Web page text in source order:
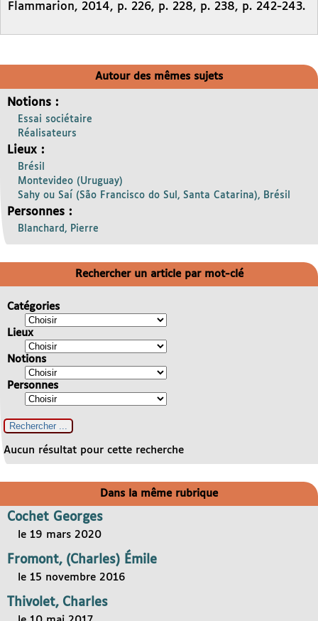
Flammarion, 2014, p. 226, p. 228, p. 238, p. 242-243.
Autour des mêmes sujets
Notions :
Essai sociétaire
Réalisateurs
Lieux :
Brésil
Montevideo (Uruguay)
Sahy ou Saí (São Francisco do Sul, Santa Catarina), Brésil
Personnes :
Blanchard, Pierre
Rechercher un article par mot-clé
Catégories
Lieux
Notions
Personnes
Aucun résultat pour cette recherche
Dans la même rubrique
Cochet Georges
le 19 mars 2020
Fromont, (Charles) Émile
le 15 novembre 2016
Thivolet, Charles